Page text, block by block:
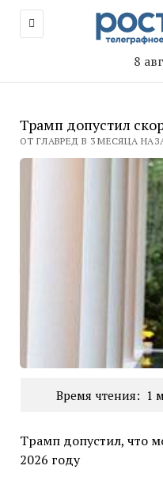
8
Трамп допустил
ОТ ГЛАВРЕД В 3 МЕСЯЦА
Время чтения: 1
Трамп допустил, что
2026 году